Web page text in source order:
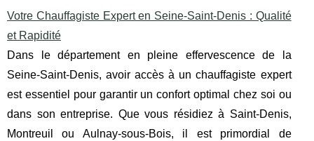
Votre Chauffagiste Expert en Seine-Saint-Denis : Qualité
et Rapidité
Dans le département en pleine effervescence de la
Seine-Saint-Denis, avoir accès à un chauffagiste expert
est essentiel pour garantir un confort optimal chez soi ou
dans son entreprise. Que vous résidiez à Saint-Denis,
Montreuil ou Aulnay-sous-Bois, il est primordial de